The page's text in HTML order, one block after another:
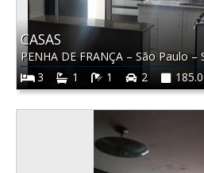
CASAS
PENHA DE FRANÇA – São Paulo–
3
1 1 2